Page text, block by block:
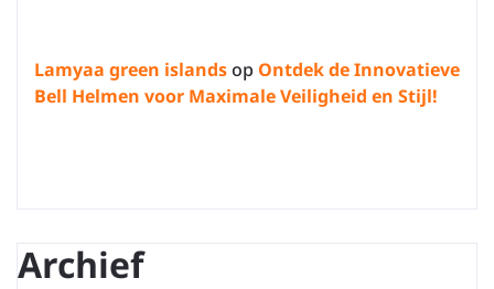
Lamyaa green islandsop Ontdek de Innovatieve
Bell Helmen voor Maximale Veiligheid en Stijl!
Archief